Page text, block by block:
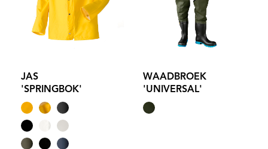
JAS
'SPRINGBOK'
WAADBROEK
'UNIVERSAL'